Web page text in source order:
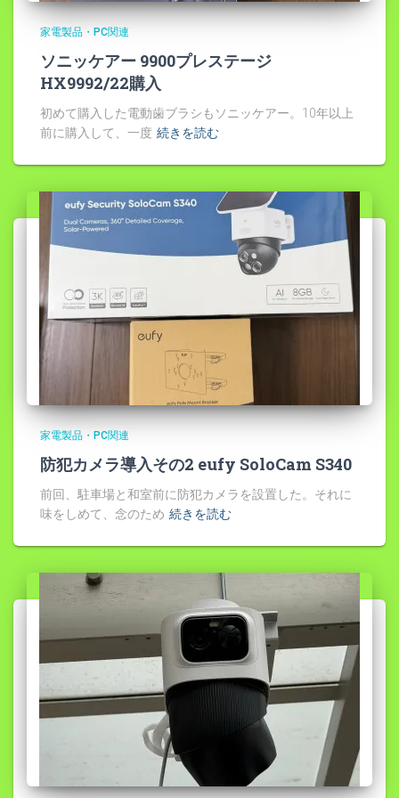
家電製品・PC関連
ソニッケアー 9900プレステージ
HX9992/22購入
初めて購入した電動歯ブラシもソニッケアー。10年以上
前に購入して、一度 続きを読む
家電製品・PC関連
防犯カメラ導入その2 eufy SoloCam S340
前回、駐車場と和室前に防犯カメラを設置した。それに
味をしめて、念のため 続きを読む